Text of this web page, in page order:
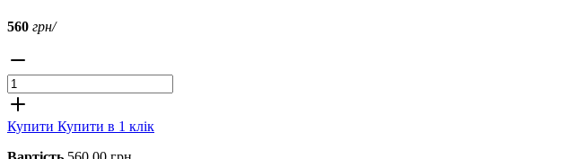
560 грн/
Купити Купити в 1 клік